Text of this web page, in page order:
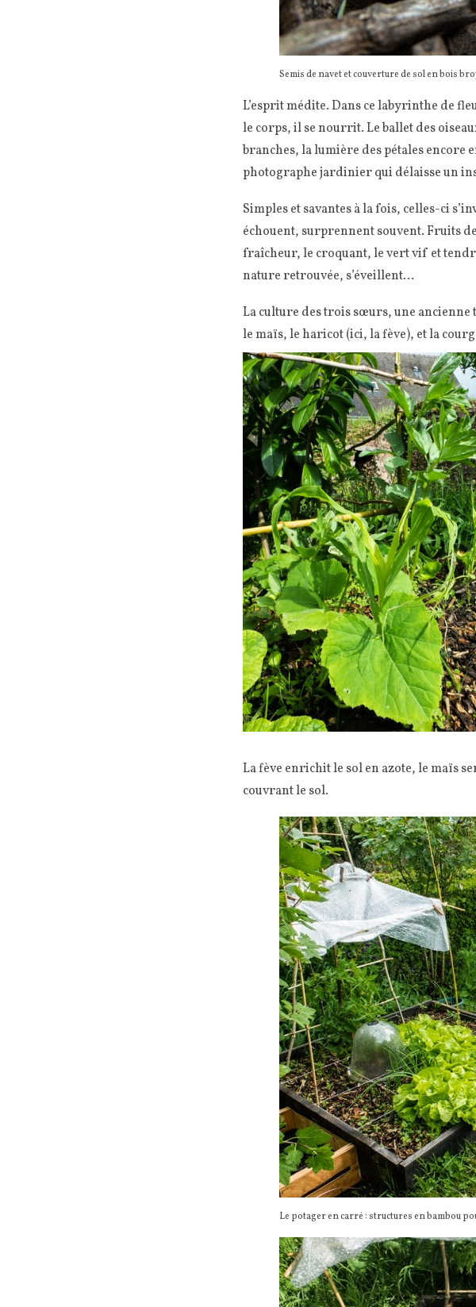
Semis de navet et couverture de sol en bois
L’esprit médite. Dans ce labyrinthe de
le corps, il se nourrit. Le ballet des
branches, la lumière des pétales encore
photographe jardinier qui délaisse un
Simples et savantes à la fois, celles-ci
échouent, surprennent souvent. Fruits
fraîcheur, le croquant, le vert vif et
nature retrouvée, s’éveillent…
La culture des trois sœurs, une
le maïs, le haricot (ici, la fève), et la
La fève enrichit le sol en azote, le maïs
couvrant le sol.
Le potager en carré : structures en bambou